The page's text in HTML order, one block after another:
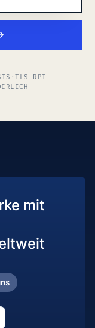
·TLS-RPT
mit